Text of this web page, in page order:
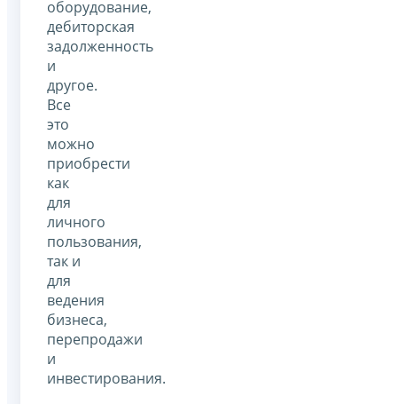
оборудование,
дебиторская
задолженность
и
другое.
Все
это
можно
приобрести
как
для
личного
пользования,
так и
для
ведения
бизнеса,
перепродажи
и
инвестирования.